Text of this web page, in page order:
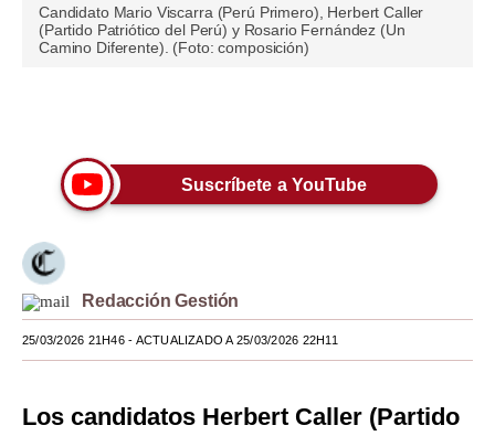
Editorial
Pregunta de hoy
Lujo
Moda
Estilos
Mundo
Candidato Mario Viscarra (Perú Primero), Herbert Caller
(Partido Patriótico del Perú) y Rosario Fernández (Un
Camino Diferente). (Foto: composición)
Suscríbete a YouTube
Redacción Gestión
25/03/2026 21H46- ACTUALIZADO A 25/03/2026 22H11
Los candidatos Herbert Caller (Partido